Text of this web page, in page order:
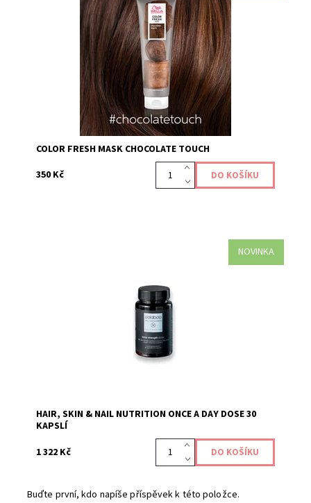
Maska Color Fresh Mask Chocolate Touch je pečujícím
produktem, který dodává a obnovuje vaši barevnou
tonalitu vlasů, díky přímo působícím...
COLOR FRESH MASK CHOCOLATE TOUCH
350 Kč
NOVINKA
HAIR, SKIN & NAIL NUTRITION ONCE A DAY DOSE 30
KAPSLÍ
1 322 Kč
Buďte první, kdo napíše příspěvek k této položce.